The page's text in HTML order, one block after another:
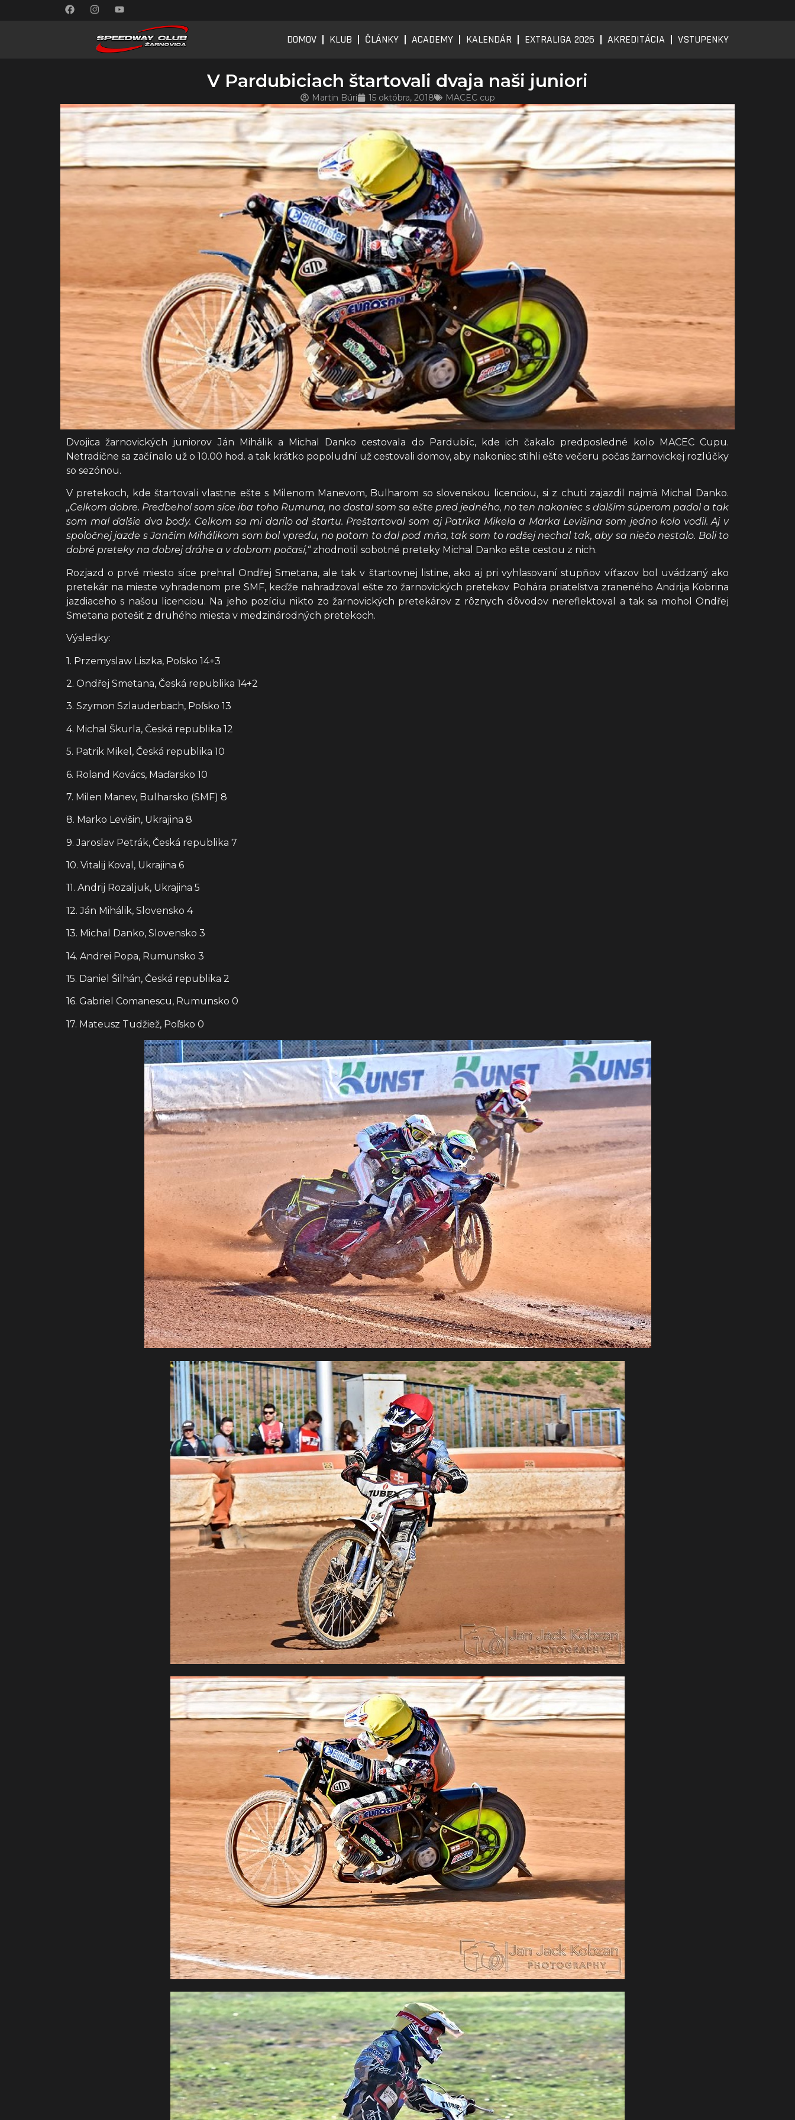
DOMOV KLUB ČLÁNKY ACADEMY KALENDÁR EXTRALIGA 2026 AKREDITÁCIA VSTUPENKY
V Pardubiciach štartovali dvaja naši juniori
Martin Búri 15 októbra, 2018 MACEC cup
Dvojica žarnovických juniorov Ján Mihálik a Michal Danko cestovala do Pardubíc, kde ich čakalo predposledné kolo MACEC Cupu.
Netradične sa začínalo už o 10.00 hod. a tak krátko popoludní už cestovali domov, aby nakoniec stihli ešte večeru počas žarnovickej rozlúčky
so sezónou.
V pretekoch, kde štartovali vlastne ešte s Milenom Manevom, Bulharom so slovenskou licenciou, si z chuti zajazdil najmä Michal Danko.
„Celkom dobre. Predbehol som síce iba toho Rumuna, no dostal som sa ešte pred jedného, no ten nakoniec s ďalším súperom padol a tak
som mal ďalšie dva body. Celkom sa mi darilo od štartu. Preštartoval som aj Patrika Mikela a Marka Levišina som jedno kolo vodil. Aj v
spoločnej jazde s Jančim Mihálikom som bol vpredu, no potom to dal pod mňa, tak som to radšej nechal tak, aby sa niečo nestalo. Boli to
dobré preteky na dobrej dráhe a v dobrom počasí,“ zhodnotil sobotné preteky Michal Danko ešte cestou z nich.
Rozjazd o prvé miesto síce prehral Ondřej Smetana, ale tak v štartovnej listine, ako aj pri vyhlasovaní stupňov víťazov bol uvádzaný ako
pretekár na mieste vyhradenom pre SMF, keďže nahradzoval ešte zo žarnovických pretekov Pohára priateľstva zraneného Andrija Kobrina
jazdiaceho s našou licenciou. Na jeho pozíciu nikto zo žarnovických pretekárov z rôznych dôvodov nereflektoval a tak sa mohol Ondřej
Smetana potešiť z druhého miesta v medzinárodných pretekoch.
Výsledky:
1. Przemyslaw Liszka, Poľsko 14+3
2. Ondřej Smetana, Česká republika 14+2
3. Szymon Szlauderbach, Poľsko 13
4. Michal Škurla, Česká republika 12
5. Patrik Mikel, Česká republika 10
6. Roland Kovács, Maďarsko 10
7. Milen Manev, Bulharsko (SMF) 8
8. Marko Levišin, Ukrajina 8
9. Jaroslav Petrák, Česká republika 7
10. Vitalij Koval, Ukrajina 6
11. Andrij Rozaljuk, Ukrajina 5
12. Ján Mihálik, Slovensko 4
13. Michal Danko, Slovensko 3
14. Andrei Popa, Rumunsko 3
15. Daniel Šilhán, Česká republika 2
16. Gabriel Comanescu, Rumunsko 0
17. Mateusz Tudžiež, Poľsko 0